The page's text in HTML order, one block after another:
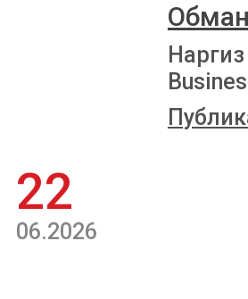
22
06.2026